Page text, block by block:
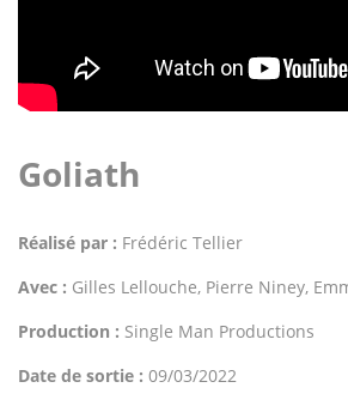
Goliath
Réalisé par : Frédéric Tellier
Avec : Gilles Lellouche, Pierre Niney,
Production : Single Man Productions
Date de sortie : 09/03/2022